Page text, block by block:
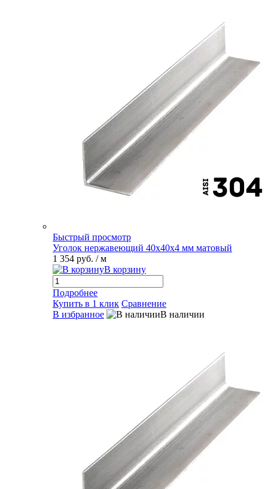
Быстрый просмотр
Уголок нержавеющий 40х40х4 мм матовый
1 354 руб. / м
В корзину
Подробнее
Купить в 1 клик Сравнение
В избранное
В наличии